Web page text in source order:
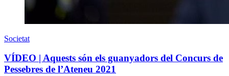
Societat
VÍDEO | Aquests són els guanyadors del Concurs de
Pessebres de l’Ateneu 2021